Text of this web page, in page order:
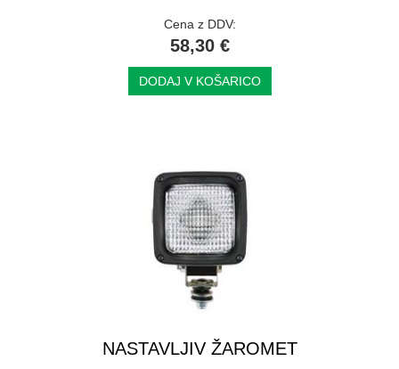
Cena z DDV:
58,30 €
DODAJ V KOŠARICO
NASTAVLJIV ŽAROMET